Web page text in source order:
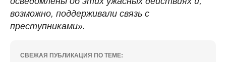
возможно, поддерживали связь с
преступниками».
СВЕЖАЯ ПУБЛИКАЦИЯ ПО ТЕМЕ: